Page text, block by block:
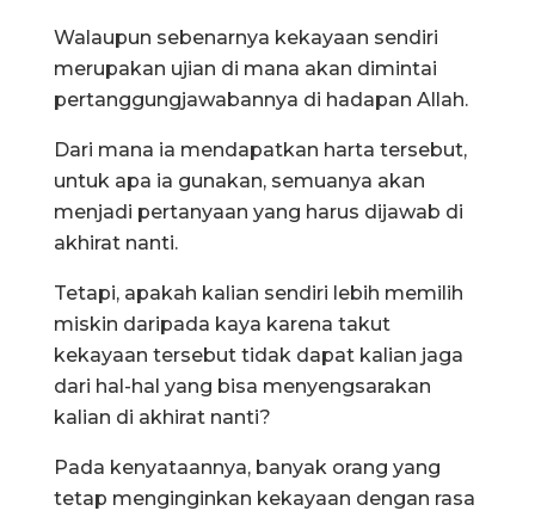
Walaupun sebenarnya kekayaan sendiri
merupakan ujian di mana akan dimintai
pertanggungjawabannya di hadapan Allah.
Dari mana ia mendapatkan harta tersebut,
untuk apa ia gunakan, semuanya akan
menjadi pertanyaan yang harus dijawab di
akhirat nanti.
Tetapi, apakah kalian sendiri lebih memilih
miskin daripada kaya karena takut
kekayaan tersebut tidak dapat kalian jaga
dari hal-hal yang bisa menyengsarakan
kalian di akhirat nanti?
Pada kenyataannya, banyak orang yang
tetap menginginkan kekayaan dengan rasa